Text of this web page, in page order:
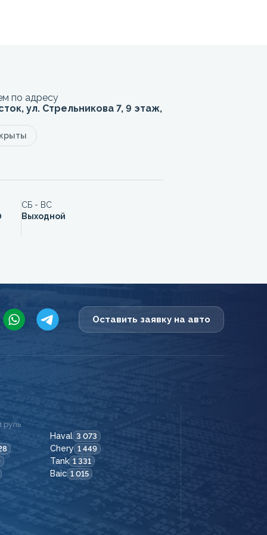
по адресу
ул. Стрельникова 7, 9 этаж,
СБ - ВС
Выходной
Оставить заявку на авто
руль
Haval 3 073
Chery 1 449
Tank 1 331
Baic 1 015